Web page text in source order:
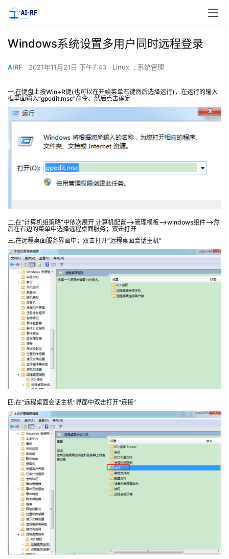
Windows系统设置多用户同时远程登录
AIRF 2021年11月21日 下午7:43 Linux , 系统管理
一.在键盘上按Win+R键(也可以在开始菜单右键然后选择运行)，在运行的输入
框里面输入”gpedit.msc”命令、然后点击确定
二.在“计算机组策略”中依次展开 计算机配置–>管理模板—>windows组件—>然
后在右边的菜单中选择远程桌面服务；双击打开
三.在远程桌面服务界面中；双击打开“远程桌面会话主机”
四.在“远程桌面会话主机”界面中双击打开“连接”